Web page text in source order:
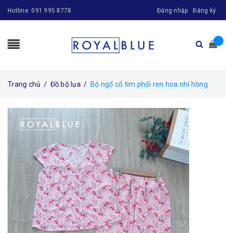
Hotline: 091 995 8778 Đăng nhập Đăng ký
Trang chủ / Đồ bộ lụa / Bộ ngố cổ tim phối ren hoa nhí hồng